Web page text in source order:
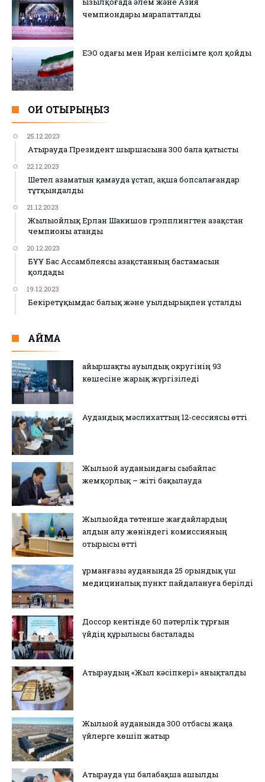
чемпиондары марапатталды
ЕЭО одағы мен Иран келісімге қол қойды
ОҚИ ОТЫРЫҢЫЗ
25.12.2023
Атырауда Президент шыршасына 300 бала қатысты
22.12.2023
Шетел азаматын қамауда ұстап, ақша бопсалағандар
тұтқындалды
21.12.2023
Жылыойлық Ерлан Шакишов грэпплингтен Қазақстан
чемпионы атанды
20.12.2023
БҰҰ Бас Ассамблеясы Қазақстанның бастамасын
қолдады
19.12.2023
Бекіретұқымдас балық және уылдырықпен ұсталды
АЙМАҚ
Қайыршақты ауылдық округінің 93
көшесіне жарық жүргізіледі
Аудандық мәслихаттың 12-сессиясы өтті
Жылыой ауданындағы сыбайлас
жемқорлық – жіті бақылауда
Жылыойда төтенше жағдайлардың
алдын алу жөніндегі комиссияның
отырысы өтті
Құрманғазы ауданында 25 орындық үш
медициналық пункт пайдалануға берілді
Доссор кентінде 60 пәтерлік тұрғын
үйдің құрылысы басталады
Атыраудың «Жыл кәсіпкері» анықталды
Жылыой ауданында 300 отбасы жаңа
үйлерге көшіп жатыр
Атырауда үш балабақша ашылды